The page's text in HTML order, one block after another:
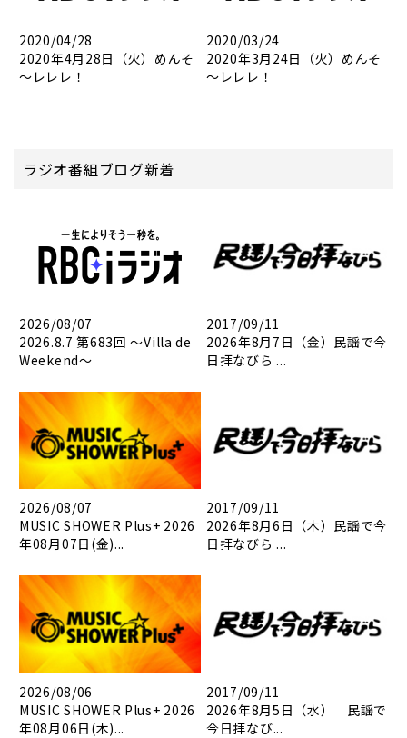
2020/04/28
2020年4月28日（火）めんそ
～レレレ！
2020/03/24
2020年3月24日（火）めんそ
～レレレ！
ラジオ番組ブログ新着
2026/08/07
2026.8.7 第683回 ～Villa de
Weekend～
2017/09/11
2026年8月7日（金）民謡で今
日拝なびら ...
2026/08/07
MUSIC SHOWER Plus+ 2026
年08月07日(金)...
2017/09/11
2026年8月6日（木）民謡で今
日拝なびら ...
2026/08/06
MUSIC SHOWER Plus+ 2026
年08月06日(木)...
2017/09/11
2026年8月5日（水） 民謡で
今日拝なび...